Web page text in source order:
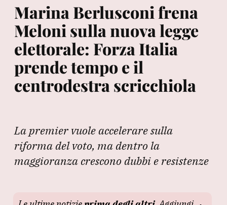
Marina Berlusconi frena
Meloni sulla nuova legge
elettorale: Forza Italia
prende tempo e il
centrodestra scricchiola
La premier vuole accelerare sulla
riforma del voto, ma dentro la
maggioranza crescono dubbi e resistenze